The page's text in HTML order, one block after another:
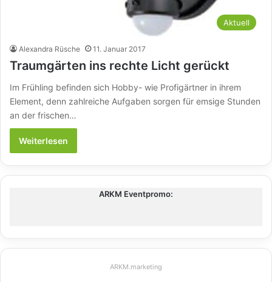
Aktuell
Alexandra Rüsche 11. Januar 2017
Traumgärten ins rechte Licht gerückt
Im Frühling befinden sich Hobby- wie Profigärtner in ihrem
Element, denn zahlreiche Aufgaben sorgen für emsige Stunden
an der frischen…
Weiterlesen
ARKM Eventpromo:
ARKM.marketing